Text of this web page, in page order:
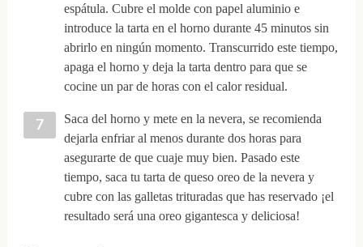
espátula. Cubre el molde con papel aluminio e
introduce la tarta en el horno durante 45 minutos sin
abrirlo en ningún momento. Transcurrido este tiempo,
apaga el horno y deja la tarta dentro para que se
cocine un par de horas con el calor residual.
Saca del horno y mete en la nevera, se recomienda
dejarla enfriar al menos durante dos horas para
asegurarte de que cuaje muy bien. Pasado este
tiempo, saca tu tarta de queso oreo de la nevera y
cubre con las galletas trituradas que has reservado ¡el
resultado será una oreo gigantesca y deliciosa!